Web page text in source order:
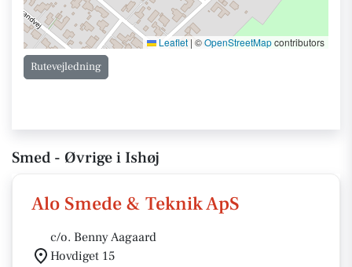
Leaflet | ©OpenStreetMapcontributors
Rutevejledning
Smed - Øvrige i Ishøj
Alo Smede & Teknik ApS
c/o. Benny Aagaard
Hovdiget 15